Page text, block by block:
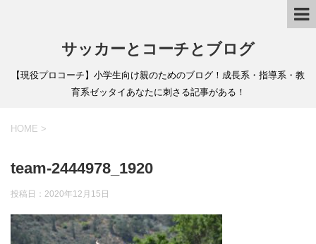
サッカーとコーチとブログ
【現役プロコーチ】小学生向け親のためのブログ！成長系・指導系・教
育系ゼッタイあなたに刺さる記事がある！
HOME >
team-2444978_1920
投稿日： 2020年12月15日